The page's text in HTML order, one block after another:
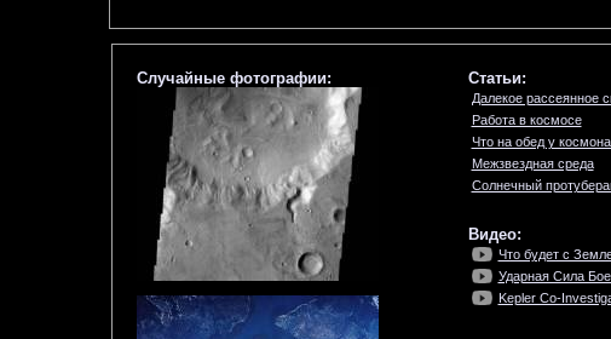
Случайные фотографии: Статьи:
Далекое рассеянное
Работа в космосе
Что на обед у
Межзвездная среда
Солнечный
Видео:
Что будет с
Ударная Сила
Kepler Co-